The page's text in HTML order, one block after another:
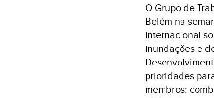
O Grupo de
Belém na
internacional
inundações e
prioridades
membros: